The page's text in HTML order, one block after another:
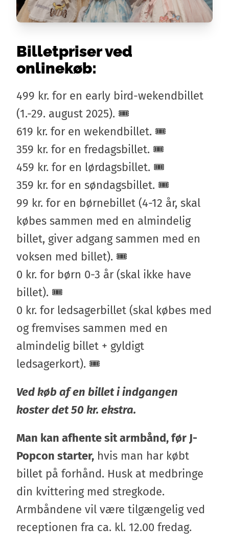
Billetpriser ved
onlinekøb:
499 kr. for en early bird-wekendbillet
(1.-29. august 2025). 🎟️
619 kr. for en wekendbillet. 🎟️
359 kr. for en fredagsbillet. 🎟️
459 kr. for en lørdagsbillet. 🎟️
359 kr. for en søndagsbillet. 🎟️
99 kr. for en børnebillet (4-12 år, skal
købes sammen med en almindelig
billet, giver adgang sammen med en
voksen med billet). 🎟️
0 kr. for børn 0-3 år (skal ikke have
billet). 🎟️
0 kr. for ledsagerbillet (skal købes med
og fremvises sammen med en
almindelig billet + gyldigt
ledsagerkort). 🎟️
Ved køb af en billet i indgangen
koster det 50 kr. ekstra.
Man kan afhente sit armbånd, før J-
Popcon starter, hvis man har købt
billet på forhånd. Husk at medbringe
din kvittering med stregkode.
Armbåndene vil være tilgængelig ved
receptionen fra ca. kl. 12.00 fredag.